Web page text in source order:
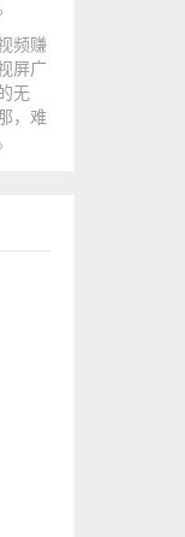
频赚
屏广
无
，难